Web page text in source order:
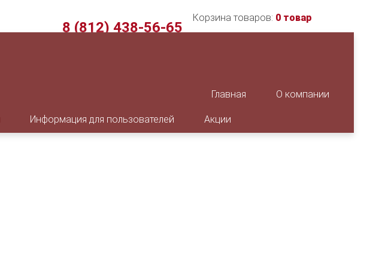
8 (812) 438-56-65
Корзина товаров: 0 товар
Главная О компании
Информация для пользователей
Акции